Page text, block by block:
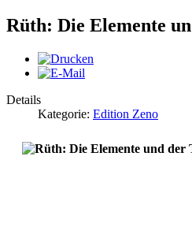
Rüth: Die Elemente
Details
Kategorie: Edition Zeno